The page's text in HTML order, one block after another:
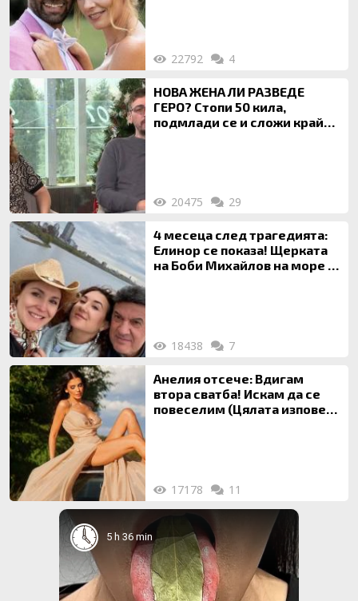
22792 4
НОВА ЖЕНА ЛИ РАЗВЕДЕ
ГЕРО? Стопи 50 кила,
подмлади се и сложи край
20475 29
4 месеца след трагедията:
Елинор се показа! Щерката
на Боби Михайлов на море с
18438 7
Анелия отсече: Вдигам
втора сватба! Искам да се
повеселим (Цялата изповед
17178 11
5 h 36 min